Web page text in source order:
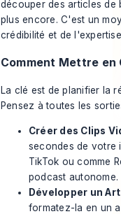
découper des articles de
plus encore. C'est un
crédibilité et de
Comment Mettre
La clé est de planifier la
Pensez à toutes les
Créer des Clips
secondes de votre
TikTok ou comme
podcast autonome.
Développer un
formatez-la en un